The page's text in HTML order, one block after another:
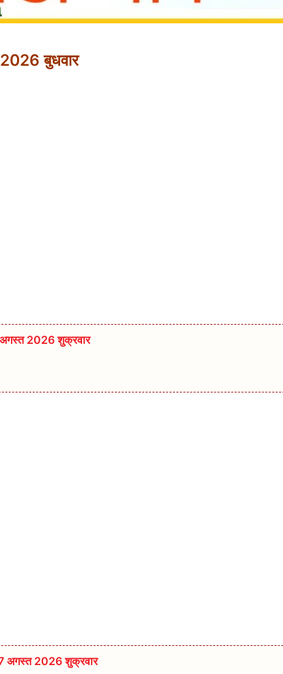
बुधवार
अगस्त 2026 शुक्रवार
अगस्त 2026 शुक्रवार